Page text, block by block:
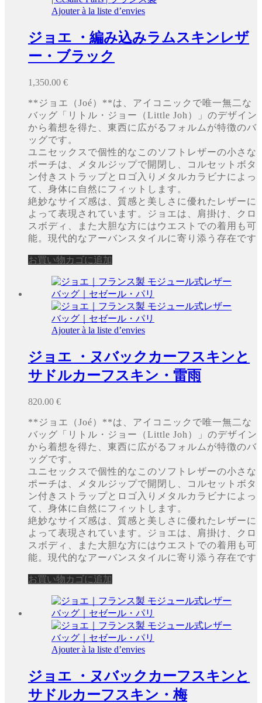
Ajouter à la liste d’envies
ジョエ ・編み込みラムスキンレザ
ー・ブラック
1,350.00 €
**ジョエ（Joé）**は、アイコニックで唯一無二な
バッグ「リトル・ジョー（Little Joh）」のデザイン
から着想を得た、東西に広がるフォルムが特徴のバ
ッグです。
ユニセックスで個性的なこのソフトレザーの小さな
ポーチは、メタルジップで開閉し、コルセットボタ
ン付きストラップとロゴ入りメタルカラビナによっ
て、身体に自然にフィットします。
絶妙なサイズ感は、質感と美しさに優れたレザーに
よって表現されています。ジョエは、肩掛け、クロ
スボディ、また大胆な方にはウエストでの着用も可
能。現代的なアーバンスタイルに寄り添う存在です
お買い物カゴに追加
Ajouter à la liste d’envies
ジョエ ・ヌバックカーフスキンと
サドルカーフスキン・雷雨
820.00 €
**ジョエ（Joé）**は、アイコニックで唯一無二な
バッグ「リトル・ジョー（Little Joh）」のデザイン
から着想を得た、東西に広がるフォルムが特徴のバ
ッグです。
ユニセックスで個性的なこのソフトレザーの小さな
ポーチは、メタルジップで開閉し、コルセットボタ
ン付きストラップとロゴ入りメタルカラビナによっ
て、身体に自然にフィットします。
絶妙なサイズ感は、質感と美しさに優れたレザーに
よって表現されています。ジョエは、肩掛け、クロ
スボディ、また大胆な方にはウエストでの着用も可
能。現代的なアーバンスタイルに寄り添う存在です
お買い物カゴに追加
Ajouter à la liste d’envies
ジョエ ・ヌバックカーフスキンと
サドルカーフスキン・梅